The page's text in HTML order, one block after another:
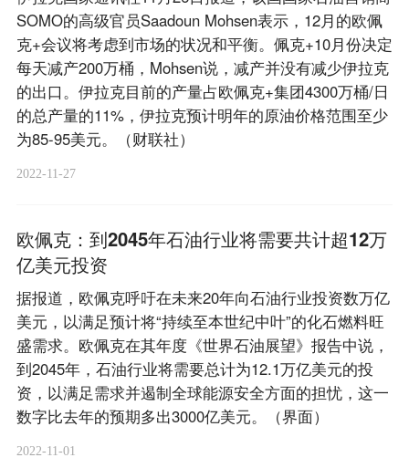
SOMO的高级官员Saadoun Mohsen表示，12月的欧佩
克+会议将考虑到市场的状况和平衡。佩克+10月份决定
每天减产200万桶，Mohsen说，减产并没有减少伊拉克
的出口。伊拉克目前的产量占欧佩克+集团4300万桶/日
的总产量的11%，伊拉克预计明年的原油价格范围至少
为85-95美元。（财联社）
2022-11-27
欧佩克：到2045年石油行业将需要共计超12万
亿美元投资
据报道，欧佩克呼吁在未来20年向石油行业投资数万亿
美元，以满足预计将“持续至本世纪中叶”的化石燃料旺
盛需求。欧佩克在其年度《世界石油展望》报告中说，
到2045年，石油行业将需要总计为12.1万亿美元的投
资，以满足需求并遏制全球能源安全方面的担忧，这一
数字比去年的预期多出3000亿美元。（界面）
2022-11-01